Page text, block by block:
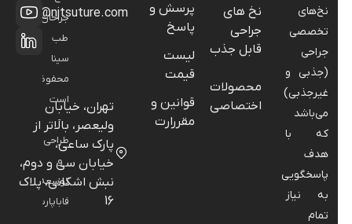
نخ‌های
تخصصی
جراحی
(جذبی و
غیرجذبی)
می‌باشد
که با
هدف
پاسخگویی
به نیاز
تمام
نخ های
جراحی
قابل جذب
محصولات
اختصاصی
پرسش و
پاسخ
لیست
قیمت
قوانین و
مقررارت
info@njtsuture.com
تهران، خیابان
ولیعصر، بالاتر از
پارک ساعی،
خیابان سی و دوم،
نبش اشکانی، پلاک
جراحان
طب
سینا
محفوظ
است
طراحی
و
توسعه:
فاباپارس